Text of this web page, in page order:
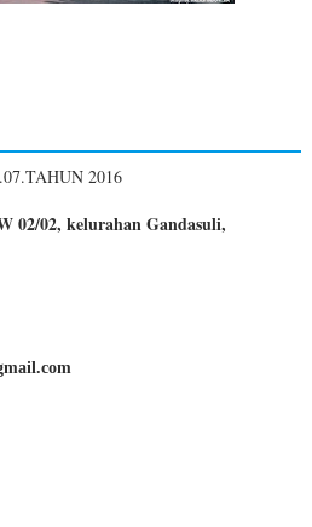
2016
02/02, kelurahan Gandasuli,